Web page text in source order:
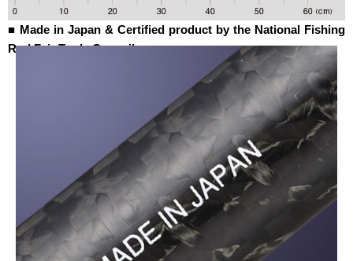
■ Made in Japan & Certified product by the National Fishing
Rod Fair Trade Council